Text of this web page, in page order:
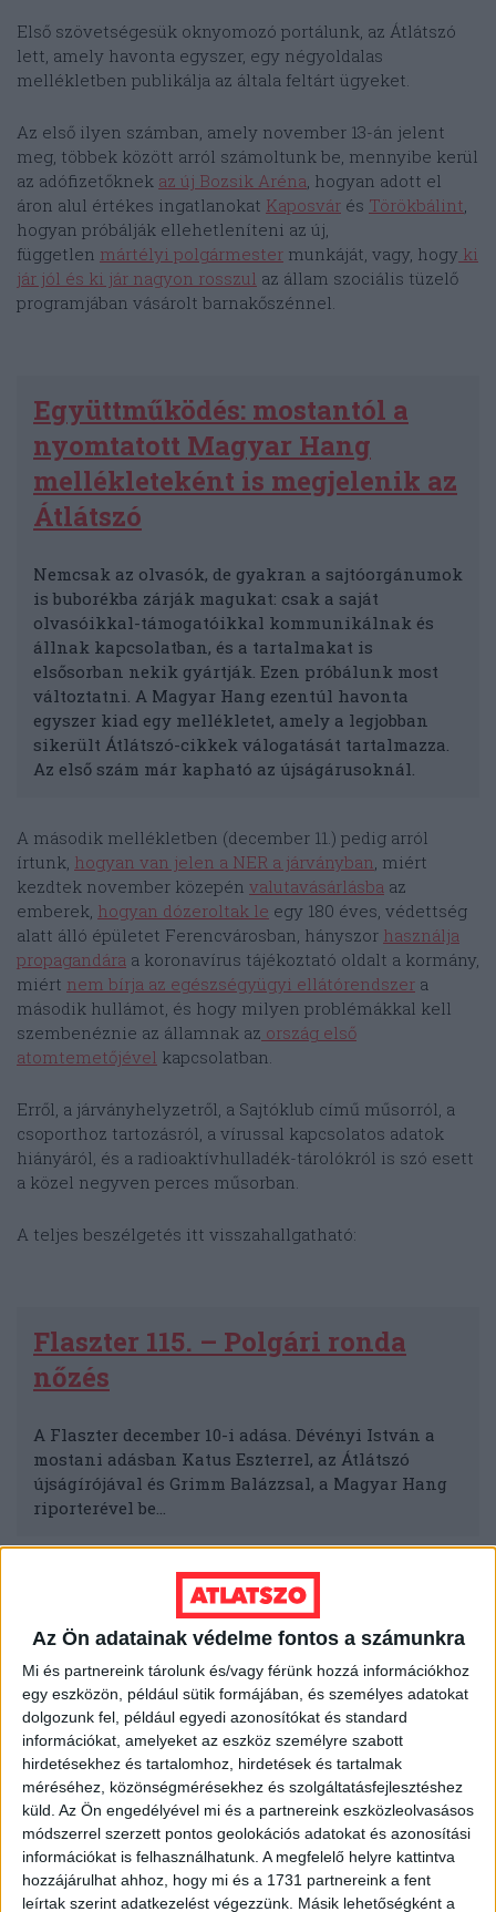
Az Ön adatainak védelme fontos a számunkra
Mi és partnereink tárolunk és/vagy férünk hozzá információkhoz
egy eszközön, például sütik formájában, és személyes adatokat
dolgozunk fel, például egyedi azonosítókat és standard
információkat, amelyeket az eszköz személyre szabott
hirdetésekhez és tartalomhoz, hirdetések és tartalmak
méréséhez, közönségmérésekhez és szolgáltatásfejlesztéshez
küld. Az Ön engedélyével mi és a partnereink eszközleolvasásos
módszerrel szerzett pontos geolokációs adatokat és azonosítási
információkat is felhasználhatunk. A megfelelő helyre kattintva
hozzájárulhat ahhoz, hogy mi és a 1731 partnereink a fent
leírtak szerint adatkezelést végezzünk. Másik lehetőségként a
Első szövetségesük oknyomozó portálunk, az Átlátszó
lett, amely havonta egyszer, egy négyoldalas
mellékletben publikálja az általa feltárt ügyeket.
Az első ilyen számban, amely november 13-án jelent
meg, többek között arról számoltunk be, mennyibe kerül
az adófizetőknek az új Bozsik Aréna, hogyan adott el
áron alul értékes ingatlanokat Kaposvár és Törökbálint,
hogyan próbálják ellehetleníteni az új,
független mártélyi polgármester munkáját, vagy, hogy ki
jár jól és ki jár nagyon rosszul az állam szociális tüzelő
programjában vásárolt barnakőszénnel.
Együttműködés: mostantól a
nyomtatott Magyar Hang
mellékleteként is megjelenik az
Átlátszó
Nemcsak az olvasók, de gyakran a sajtóorgánumok
is buborékba zárják magukat: csak a saját
olvasóikkal-támogatóikkal kommunikálnak és
állnak kapcsolatban, és a tartalmakat is
elsősorban nekik gyártják. Ezen próbálunk most
változtatni. A Magyar Hang ezentúl havonta
egyszer kiad egy mellékletet, amely a legjobban
sikerült Átlátszó-cikkek válogatását tartalmazza.
Az első szám már kapható az újságárusoknál.
A második mellékletben (december 11.) pedig arról
írtunk, hogyan van jelen a NER a járványban, miért
kezdtek november közepén valutavásárlásba az
emberek, hogyan dózeroltak le egy 180 éves, védettség
alatt álló épületet Ferencvárosban, hányszor használja
propagandára a koronavírus tájékoztató oldalt a kormány,
miért nem bírja az egészségyügyi ellátórendszer a
második hullámot, és hogy milyen problémákkal kell
szembenéznie az államnak az ország első
atomtemetőjével kapcsolatban.
Erről, a járványhelyzetről, a Sajtóklub című műsorról, a
csoporthoz tartozásról, a vírussal kapcsolatos adatok
hiányáról, és a radioaktívhulladék-tárolókról is szó esett
a közel negyven perces műsorban.
A teljes beszélgetés itt visszahallgatható:
Flaszter 115. – Polgári ronda
nőzés
A Flaszter december 10-i adása. Dévényi István a
mostani adásban Katus Eszterrel, az Átlátszó
újságírójával és Grimm Balázzsal, a Magyar Hang
riporterével be…
ÁTLÁTSZÓ ATOMTEMETŐ
BESZÉLGETÉS FLASZTER MAGYAR HANG
MELLÉKLET YOUTUBE
MEGOSZTÁS